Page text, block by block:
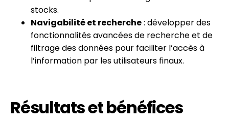
stocks.
Navigabilité et recherche: développer des
fonctionnalités avancées de recherche et de
filtrage des données pour faciliter l’accès à
l’information par les utilisateurs finaux.
Résultats et bénéfices